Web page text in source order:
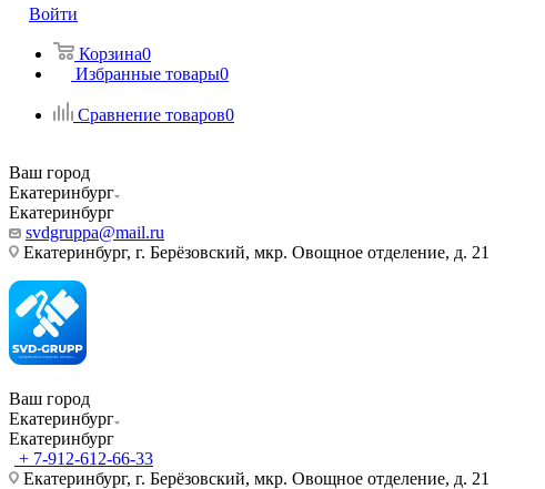
Войти
Корзина0
Избранные товары0
Сравнение товаров0
Ваш город
Екатеринбург
Екатеринбург
svdgruppa@mail.ru
Екатеринбург, г. Берёзовский, мкр. Овощное отделение, д. 21
Ваш город
Екатеринбург
Екатеринбург
+ 7-912-612-66-33
Екатеринбург, г. Берёзовский, мкр. Овощное отделение, д. 21